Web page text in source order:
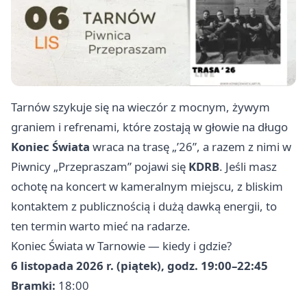
Tarnów szykuje się na wieczór z mocnym, żywym
graniem i refrenami, które zostają w głowie na długo
Koniec Świata wraca na trasę „’26”, a razem z nimi w
Piwnicy „Przepraszam” pojawi się KDRB. Jeśli masz
ochotę na koncert w kameralnym miejscu, z bliskim
kontaktem z publicznością i dużą dawką energii, to
ten termin warto mieć na radarze.
Koniec Świata w Tarnowie — kiedy i gdzie?
6 listopada 2026 r. (piątek), godz. 19:00–22:45
Bramki: 18:00